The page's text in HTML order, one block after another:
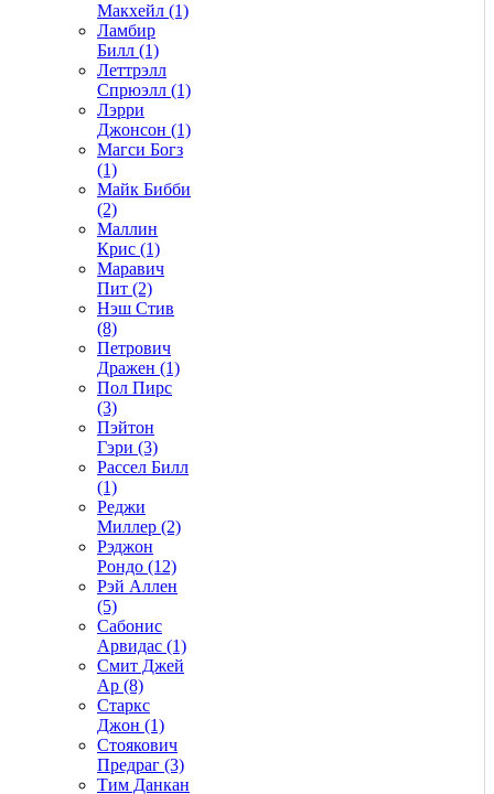
Макхейл (1)
Ламбир
Билл (1)
Леттрэлл
Спрюэлл (1)
Лэрри
Джонсон (1)
Магси Богз
(1)
Майк Бибби
(2)
Маллин
Крис (1)
Маравич
Пит (2)
Нэш Стив
(8)
Петрович
Дражен (1)
Пол Пирс
(3)
Пэйтон
Гэри (3)
Рассел Билл
(1)
Реджи
Миллер (2)
Рэджон
Рондо (12)
Рэй Аллен
(5)
Сабонис
Арвидас (1)
Смит Джей
Ар (8)
Старкс
Джон (1)
Стоякович
Предраг (3)
Тим Данкан